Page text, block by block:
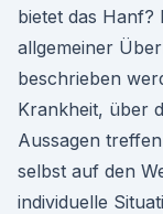
bietet das
allgemeiner
beschrieben
Krankheit, über
Aussagen
selbst auf den
individuelle